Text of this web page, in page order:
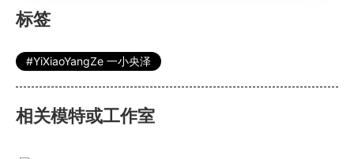
标签
YiXiaoYangZe 一小央泽
相关模特或工作室